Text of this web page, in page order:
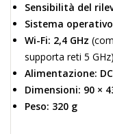
Sensibilità del
Sistema
Wi-Fi: 2,4 GHz
supporta reti 5 GHz)
Alimentazione:
Dimensioni: 90 ×
Peso: 320 g